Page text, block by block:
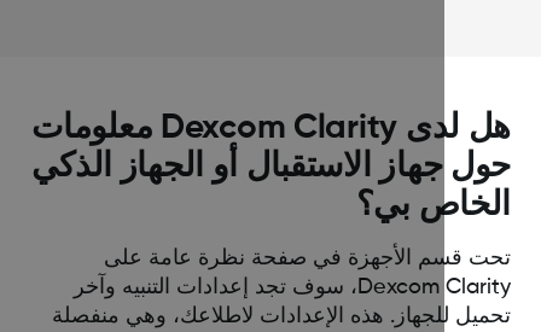
هل لدى Dexcom Clarity معلومات
جهاز الاستقبال أو الجهاز الذكي
بي؟
قسم الأجهزة في صفحة نظرة عامة على
Dexcom Clarity، سوف تجد إعدادات التنبيه وآخر
للجهاز. هذه الإعدادات لاطلاعك، وهي منفصلة